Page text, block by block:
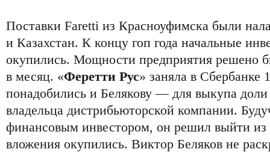
Поставки Faretti из Красноуфимска были
и Казахстан. К концу гоп года начальные
окупились. Мощности предприятия решено
в месяц. «Феретти Рус» заняла в Сбербанке
понадобились и Белякову — для выкупа доли
владельца дистрибьюторской компании.
финансовым инвестором, он решил выйти из
вложения окупились. Виктор Беляков не